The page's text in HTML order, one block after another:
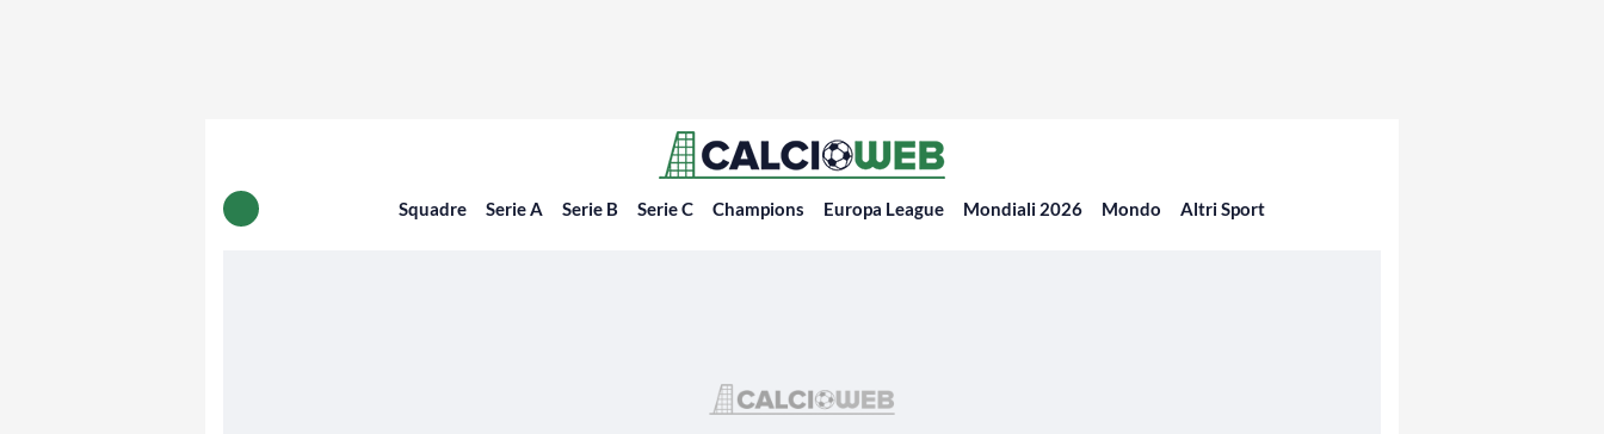
Squadre Serie A Serie B Serie C Champions Europa League Mondiali 2026 Mondo Altri Sport